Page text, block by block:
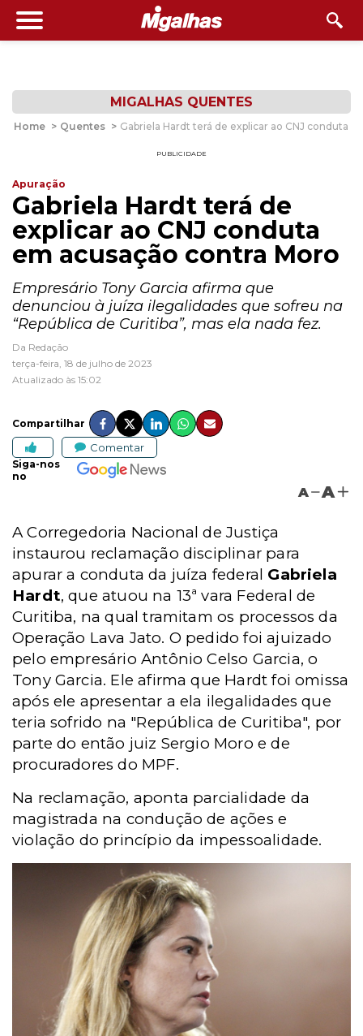
MIGALHAS QUENTES
Home > Quentes > Gabriela Hardt terá de explicar ao CNJ conduta
PUBLICIDADE
Apuração
Gabriela Hardt terá de
explicar ao CNJ conduta
em acusação contra Moro
Empresário Tony Garcia afirma que
denunciou à juíza ilegalidades que sofreu na
“República de Curitiba”, mas ela nada fez.
Da Redação
terça-feira, 18 de julho de 2023
Atualizado às 15:02
Compartilhar
Comentar
Siga-nos
no
A A
A Corregedoria Nacional de Justiça
instaurou reclamação disciplinar para
apurar a conduta da juíza federal Gabriela
Hardt, que atuou na 13ª vara Federal de
Curitiba, na qual tramitam os processos da
Operação Lava Jato. O pedido foi ajuizado
pelo empresário Antônio Celso Garcia, o
Tony Garcia. Ele afirma que Hardt foi omissa
após ele apresentar a ela ilegalidades que
teria sofrido na "República de Curitiba", por
parte do então juiz Sergio Moro e de
procuradores do MPF.
Na reclamação, aponta parcialidade da
magistrada na condução de ações e
violação do princípio da impessoalidade.